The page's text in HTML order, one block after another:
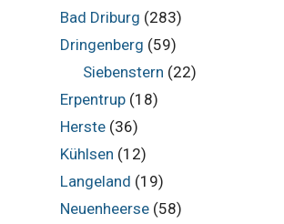
Bad Driburg (283)
Dringenberg (59)
Siebenstern (22)
Erpentrup(18)
Herste(36)
Kühlsen (12)
Langeland (19)
Neuenheerse(58)